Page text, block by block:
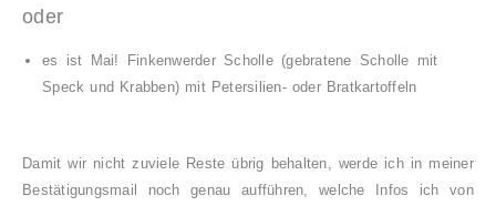
oder
es ist Mai! Finkenwerder Scholle (gebratene Scholle mit
Speck und Krabben) mit Petersilien- oder Bratkartoffeln
Damit wir nicht zuviele Reste übrig behalten, werde ich in meiner
Bestätigungsmail noch genau aufführen, welche Infos ich von